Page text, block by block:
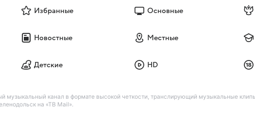
Избранные Основные
Новостные Местные
Детские HD
музыкальный канал в формате высокой четкости, транслирующий музыкальные
на «ТВ Mail».